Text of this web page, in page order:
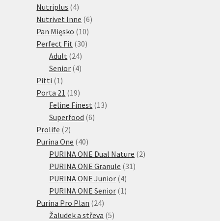
Nutriplus 44
produkty
Nutrivet Inne 66
Pan Mięsko 1010
produktů
Perfect Fit 3030
Adult 2424
produktů
Senior 44
Pitti 1 1
produkt
Porta 21 1919
produktů
Feline Finest 1313
Superfood 66
Prolife 22
produkty
Purina One 4040
produktů
PURINA ONE Dual Nature 22
PURINA ONE Granule 31 31
PURINA ONE Junior 44
produkty
PURINA ONE Senior 1 1
Purina Pro Plan 2424
produktů
Žaludek a střeva 55